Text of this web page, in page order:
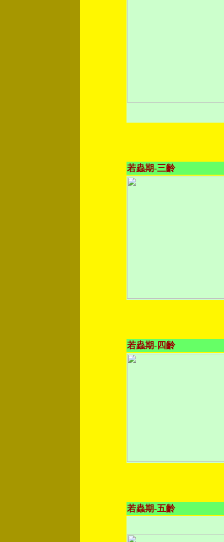
若蟲期-三齡
若蟲期-四齡
若蟲期-五齡